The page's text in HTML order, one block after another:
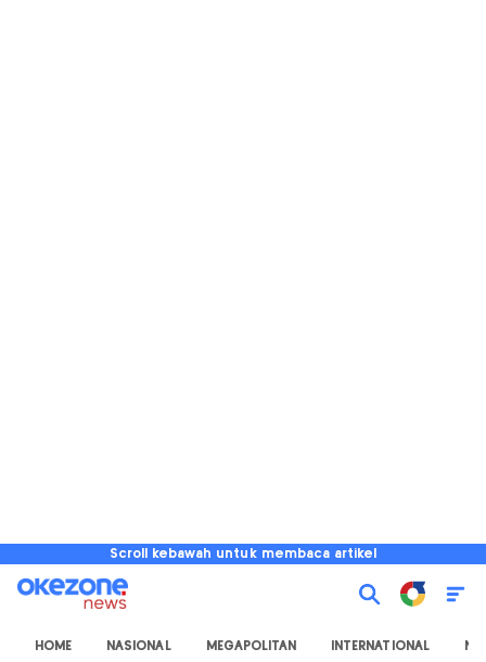
Scroll kebawah untuk membaca artikel
HOME NASIONAL MEGAPOLITAN INTERNATIONAL